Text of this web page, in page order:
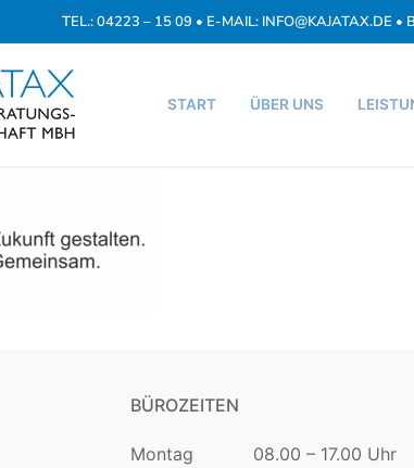
TEL.: 04223 – 15 09 • E-MAIL: INFO@KAJATAX.DE
START ÜBER UNS
BÜROZEITEN
Montag 08.00 – 17.00 Uhr